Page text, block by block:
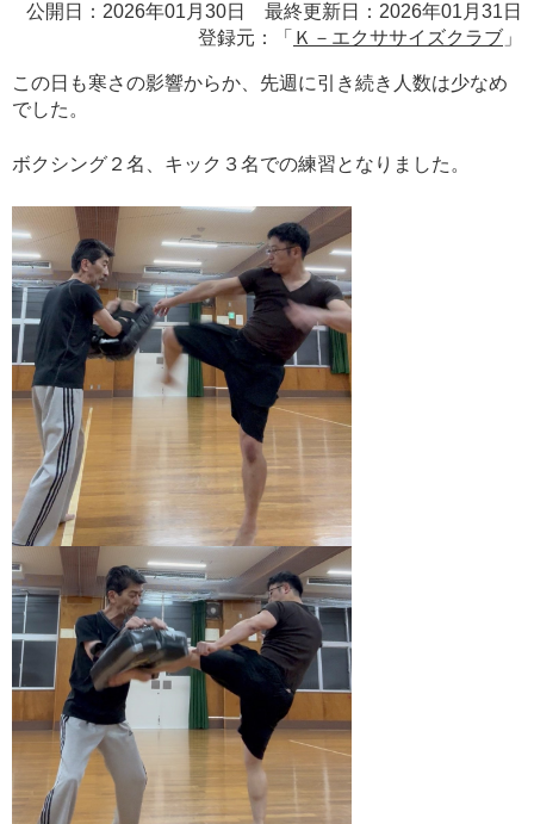
公開日：2026年01月30日 最終更新日：2026年01月31日
登録元：「 Ｋ－エクササイズクラブ 」
この日も寒さの影響からか、先週に引き続き人数は少なめ
でした。
ボクシング２名、キック３名での練習となりました。